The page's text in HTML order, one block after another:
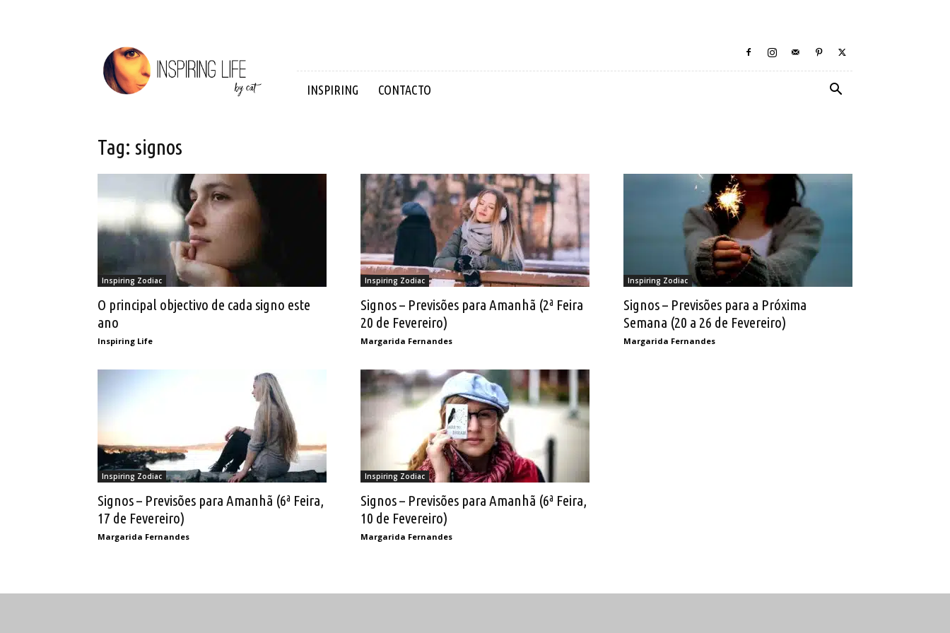
Inspiring
Life
INSPIRING CONTACTO
Tag: signos
Inspiring Zodiac
O principal objectivo de cada signo este
ano
Inspiring Life
Inspiring Zodiac
Signos – Previsões para Amanhã (2ª Feira
20 de Fevereiro)
Margarida Fernandes
Inspiring Zodiac
Signos – Previsões para a Próxima
Semana (20 a 26 de Fevereiro)
Margarida Fernandes
Inspiring Zodiac
Signos – Previsões para Amanhã (6ª Feira,
17 de Fevereiro)
Margarida Fernandes
Inspiring Zodiac
Signos – Previsões para Amanhã (6ª Feira,
10 de Fevereiro)
Margarida Fernandes